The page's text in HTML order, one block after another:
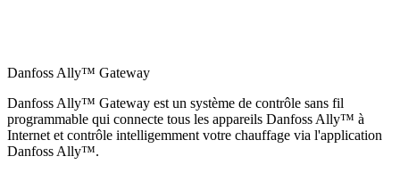
Danfoss Ally™ Gateway
Danfoss Ally™ Gateway est un système de contrôle sans fil
programmable qui connecte tous les appareils Danfoss Ally™ à
Internet et contrôle intelligemment votre chauffage via l'application
Danfoss Ally™.